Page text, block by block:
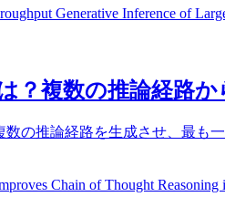
Generative Inference of
？複数の推論経路
数の推論経路を生成させ、最
Chain of Thought Reasoning